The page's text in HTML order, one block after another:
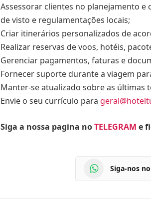
Assessorar clientes no planejamento
de visto e regulamentações locais;
Criar itinerários personalizados de
Realizar reservas de voos, hotéis,
Gerenciar pagamentos, faturas e
Fornecer suporte durante a viagem
Manter-se atualizado sobre as últimas
Envie o seu currículo para
Siga a nossa pagina noTELEGRAM e
Siga-nos